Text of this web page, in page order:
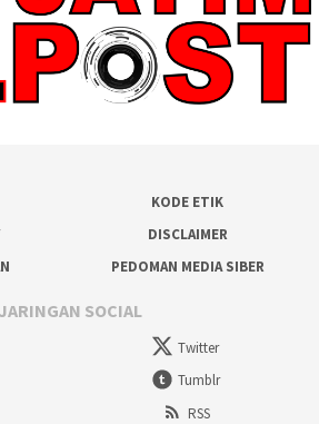
KODE ETIK
DISCLAIMER
PEDOMAN MEDIA SIBER
JARINGAN SOCIAL
Twitter
Tumblr
RSS